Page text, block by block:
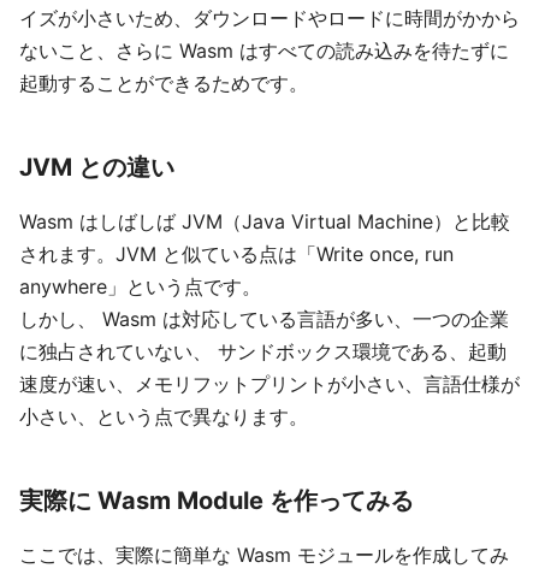
イズが小さいため、ダウンロードやロードに時間がかから
ないこと、さらに Wasm はすべての読み込みを待たずに
起動することができるためです。
JVM との違い
Wasm はしばしば JVM（Java Virtual Machine）と比較
されます。JVM と似ている点は「Write once, run
anywhere」という点です。
しかし、 Wasm は対応している言語が多い、一つの企業
に独占されていない、 サンドボックス環境である、起動
速度が速い、メモリフットプリントが小さい、言語仕様が
小さい、という点で異なります。
実際に Wasm Module を作ってみる
ここでは、実際に簡単な Wasm モジュールを作成してみ